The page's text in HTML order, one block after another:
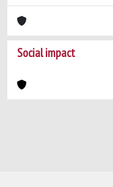
Social impact